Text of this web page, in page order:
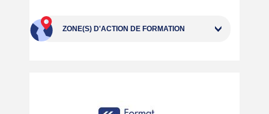
ZONE(S) D'ACTION DE FORMATION